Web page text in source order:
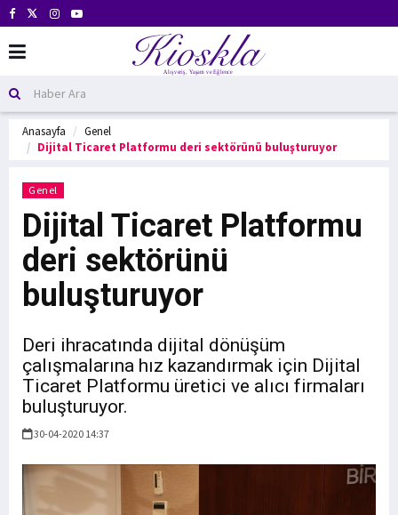
Anasayfa
Genel
Dijital Ticaret Platformu deri sektörünü buluşturuyor
Genel
Dijital Ticaret Platformu
deri sektörünü
buluşturuyor
Deri ihracatında dijital dönüşüm
çalışmalarına hız kazandırmak için Dijital
Ticaret Platformu üretici ve alıcı firmaları
buluşturuyor.
30-04-2020 14:37